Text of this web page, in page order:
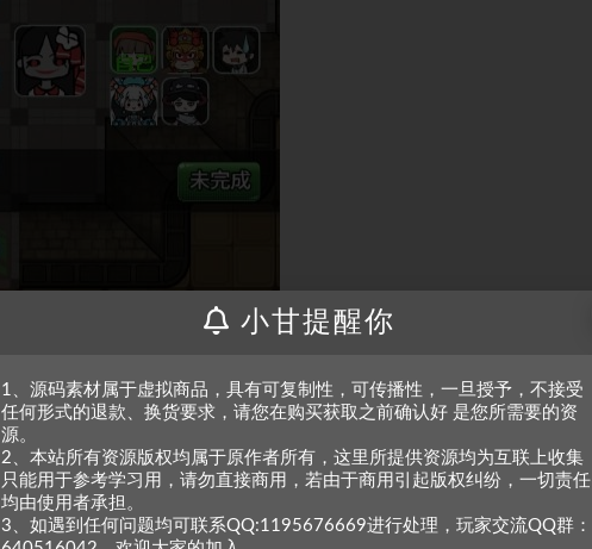
小甘提醒你
1、源码素材属于虚拟商品，具有可复制性，可传播性，一旦授予，不接受
任何形式的退款、换货要求，请您在购买获取之前确认好 是您所需要的资
源。
2、本站所有资源版权均属于原作者所有，这里所提供资源均为互联上收集
只能用于参考学习用，请勿直接商用，若由于商用引起版权纠纷，一切责任
均由使用者承担。
3、如遇到任何问题均可联系QQ:1195676669进行处理，玩家交流QQ群：